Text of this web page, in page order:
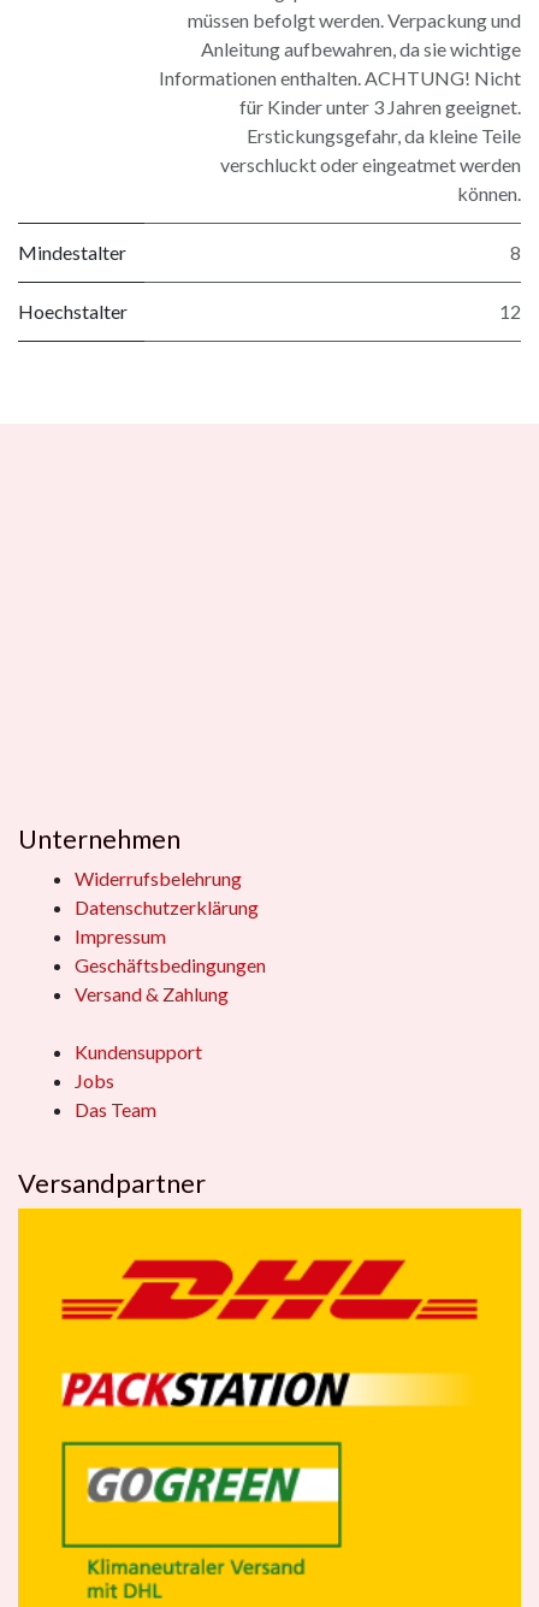
müssen befolgt werden. Verpackung und
Anleitung aufbewahren, da sie wichtige
Informationen enthalten. ACHTUNG! Nicht
für Kinder unter 3 Jahren geeignet.
Erstickungsgefahr, da kleine Teile
verschluckt oder eingeatmet werden
können.
Mindestalter 8
Hoechstalter 12
Unternehmen
Widerrufsbelehrung
Datenschutzerklärung
Impressum
Geschäftsbedingungen
Versand & Zahlung
Kundensupport
Jobs
Das Team
Versandpartner